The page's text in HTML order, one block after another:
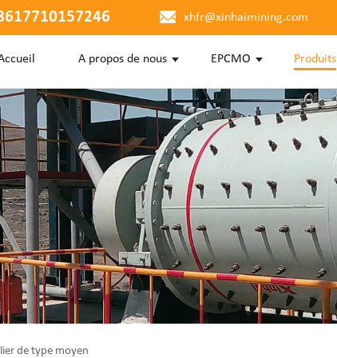
xhfr@xinhaimining.com
A propos de nous EPCMO Produits
de type moyen